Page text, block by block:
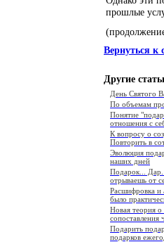
прошлые
Вернуться к
Другие
День Святого
По объемам
Понятие
отношения с
К вопросу о
Повторить в
Эволюция
наших дней
Подарок... Дар.
отрываешь от
Расшифровка и
было
Новая теория
сопоставления
Подарить
подарков